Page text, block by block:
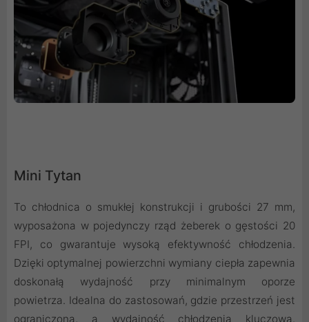
Mini Tytan
To chłodnica o smukłej konstrukcji i grubości 27 mm,
wyposażona w pojedynczy rząd żeberek o gęstości 20
FPI, co gwarantuje wysoką efektywność chłodzenia.
Dzięki optymalnej powierzchni wymiany ciepła zapewnia
doskonałą wydajność przy minimalnym oporze
powietrza. Idealna do zastosowań, gdzie przestrzeń jest
ograniczona, a wydajność chłodzenia kluczowa.